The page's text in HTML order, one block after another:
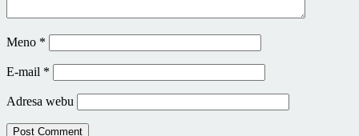
Meno *
E-mail *
Adresa webu